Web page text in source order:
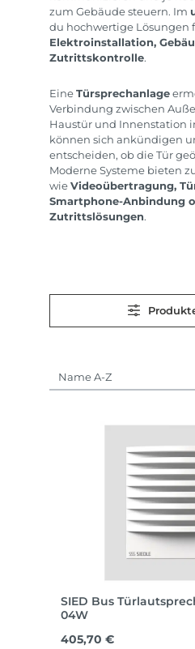
zum Gebäude steuern. Im
du hochwertige Lösungen
Elektroinstallation,
Zutrittskontrolle.
Eine Türsprechanlage
Verbindung zwischen
Haustür und Innenstation
können sich ankündigen
entscheiden, ob die Tür
Moderne Systeme bieten
wie Videoübertragung,
Smartphone-Anbindung
Zutrittslösungen.
SIED Bus
04W
Regulärer Preis:
405,70 €